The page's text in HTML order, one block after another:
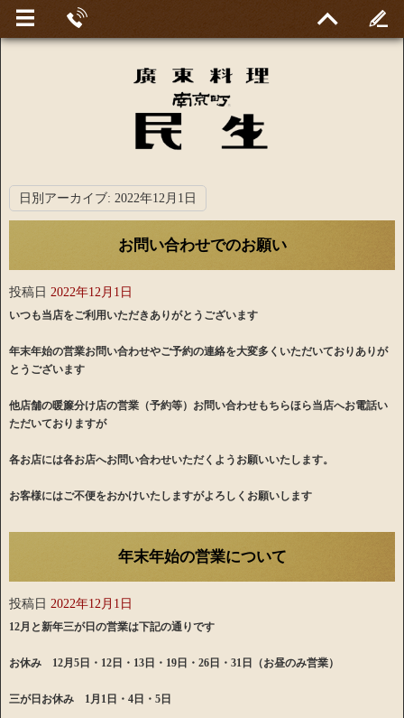
日別アーカイブ: 2022年12月1日
お問い合わせでのお願い
投稿日 2022年12月1日
いつも当店をご利用いただきありがとうございます
年末年始の営業お問い合わせやご予約の連絡を大変多くいただいておりありが
とうございます
他店舗の暖簾分け店の営業（予約等）お問い合わせもちらほら当店へお電話い
ただいておりますが
各お店には各お店へお問い合わせいただくようお願いいたします。
お客様にはご不便をおかけいたしますがよろしくお願いします
年末年始の営業について
投稿日 2022年12月1日
​12月と新年三が日の営業は下記の通りです
お休み 12月5日・12日・13日・19日・26日・31日（お昼のみ営業）
三が日お休み 1月1日・4日・5日